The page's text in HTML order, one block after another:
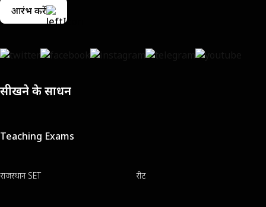
आरंभ करें
सीखने के साधन
Teaching Exams
राजस्थान SET रीट